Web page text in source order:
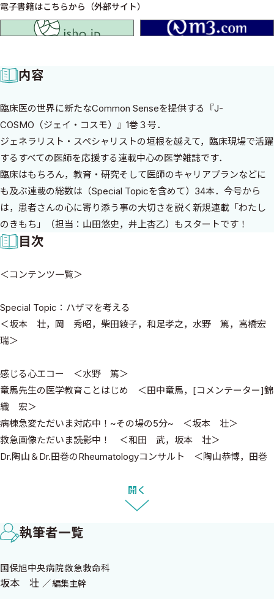
電子書籍はこちらから（外部サイト）
内容
臨床医の世界に新たなCommon Senseを提供する『J-
COSMO（ジェイ・コスモ）』1巻３号．
ジェネラリスト・スペシャリストの垣根を越えて，臨床現場で活躍
するすべての医師を応援する連載中心の医学雑誌です．
臨床はもちろん，教育・研究そして医師のキャリアプランなどに
も及ぶ連載の総数は（Special Topicを含めて）34本．今号から
は，患者さんの心に寄り添う事の大切さを説く新規連載「わたし
のきもち」（担当：山田悠史，井上杏乙）もスタートです！
目次
＜コンテンツ一覧＞
Special Topic：ハザマを考える
＜坂本 壮，岡 秀昭，柴田綾子，和足孝之，水野 篤，高橋宏
瑞＞
感じる心エコー ＜水野 篤＞
竜馬先生の医学教育ことはじめ ＜田中竜馬，[コメンテーター]錦
織 宏＞
病棟急変ただいま対応中！~その場の5分~ ＜坂本 壮＞
救急画像ただいま読影中！ ＜和田 武，坂本 壮＞
Dr.陶山＆Dr.田巻のRheumatologyコンサルト ＜陶山恭博，田巻
京都府立医科大学Presentsマイナーエマージェンシー！
＜[監 修]太田 凡，[代 表]宮本雄気，[副代表]牧野陽介＞
わたしのきもち ＜山田悠史，井上杏乙＞
そうだ！AntaaQAにきいてみよう！
本洋輔＞
救急医の視点 ＜田北無門，北野夕佳＞
開く
執筆者一覧
国保旭中央病院救急救命科
坂本 壮 編集主幹